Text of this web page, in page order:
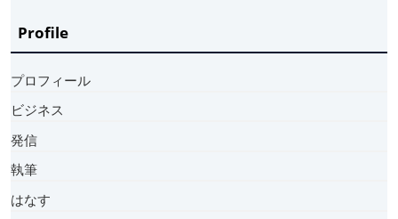
Profile
プロフィール
ビジネス
発信
執筆
はなす